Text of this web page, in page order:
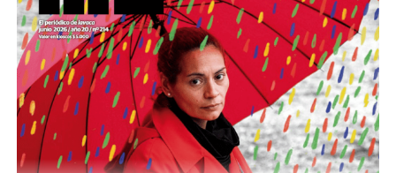
Descargar la Mu en PDF